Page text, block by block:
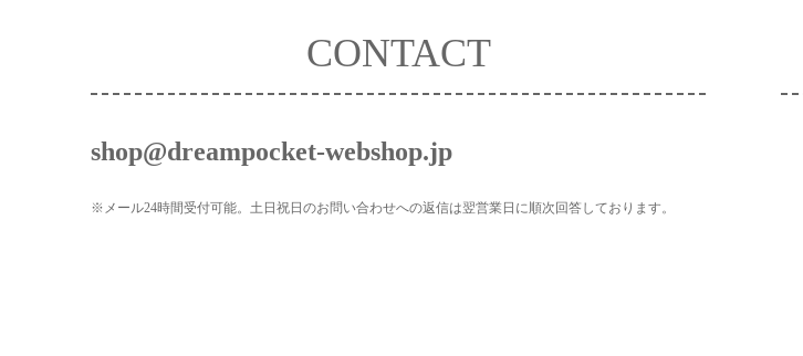
CONTACT
shop@dreampocket-webshop.jp
※メール24時間受付可能。土日祝日のお問い合わせへの返信は翌営業日に順次回答しております。